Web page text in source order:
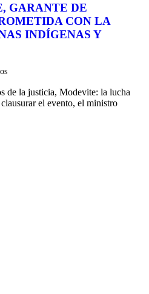
GARANTE DE
CON LA
INDÍGENAS Y
de la justicia, Modevite: la lucha
el evento, el ministro